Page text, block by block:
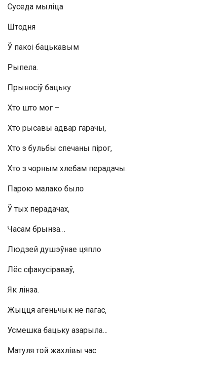
Суседа мыліца
Штодня
Ў пакоі бацькавым
Рыпела.
Прыносіў бацьку
Хто што мог –
Хто рысавы адвар гарачы,
Хто з бульбы спечаны пірог,
Хто з чорным хлебам перадачы.
Парою малако было
Ў тых перадачах,
Часам брынза…
Людзей душэўнае цяпло
Лёс сфакусіраваў,
Як лінза.
Жыцця агеньчык не пагас,
Усмешка бацьку азарыла…
Матуля той жахлівы час